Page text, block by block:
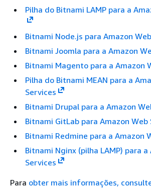
Pilha do Bitnami LAMP para a
Bitnami Node.js para Amazon
Bitnami Joomla para a Amazon
Bitnami Magento para a Amazon
Pilha do Bitnami MEAN para a
Services
Bitnami Drupal para a Amazon
Bitnami GitLab para Amazon Web
Bitnami Redmine para a Amazon
Bitnami Nginx (pilha LAMP) para a
Services
Para obter mais informações,